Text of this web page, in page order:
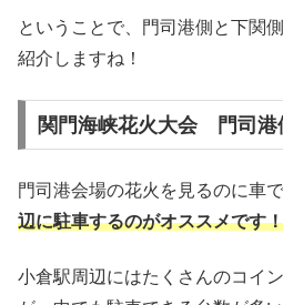
ということで、門司港側と下関
紹介しますね！
関門海峡花火大会 門司港
門司港会場の花火を見るのに車で
辺に駐車するのがオススメです！
小倉駅周辺にはたくさんのコイ